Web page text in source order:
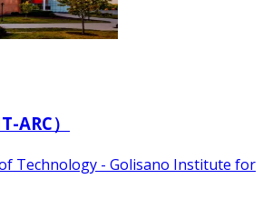
ARC）
Technology - Golisano Institute for